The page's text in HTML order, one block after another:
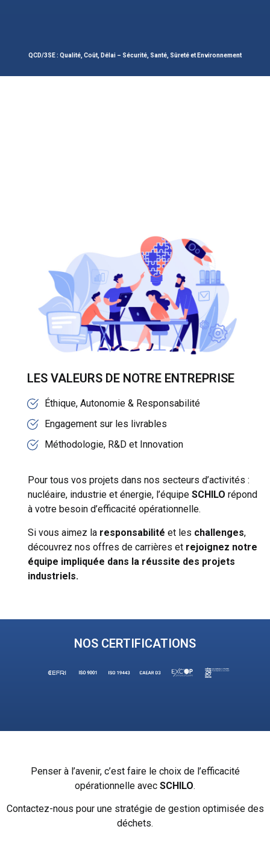
QCD/3SE : Qualité, Coût, Délai – Sécurité, Santé, Sûreté et Environnement
LES VALEURS DE NOTRE ENTREPRISE
Éthique, Autonomie & Responsabilité
Engagement sur les livrables
Méthodologie, R&D et Innovation
Pour tous vos projets dans nos secteurs d’activités :
nucléaire, industrie et énergie, l’équipe SCHILO répond
à votre besoin d’efficacité opérationnelle.
Si vous aimez la responsabilité et les challenges,
découvrez nos offres de carrières et rejoignez notre
équipe impliquée dans la réussite des projets
industriels.
NOS CERTIFICATIONS
Penser à l’avenir, c’est faire le choix de l’efficacité
opérationnelle avec SCHILO.
Contactez-nous pour une stratégie de gestion optimisée des
déchets.